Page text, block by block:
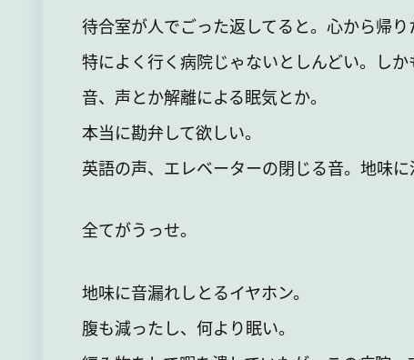
待合室が人でごった返してると。心から帰り
特によく行く病院じゃないとしんどい。しか
音、声とか解離による眠気とか。
本当に勘弁して欲しい。
英語の声、エレベーターの閉じる音。地味に
全てがうっせ。
地味に音漏れしとるイヤホン。
腹も減ったし、何より眠い。